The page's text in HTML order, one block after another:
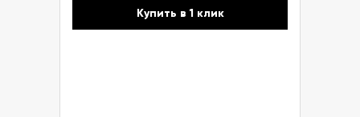
Купить в 1 клик